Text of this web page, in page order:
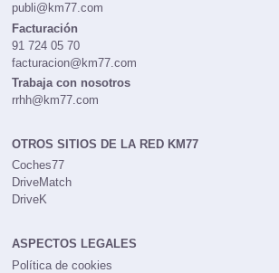
publi@km77.com
Facturación
91 724 05 70
facturacion@km77.com
Trabaja con nosotros
rrhh@km77.com
OTROS SITIOS DE LA RED KM77
Coches77
DriveMatch
DriveK
ASPECTOS LEGALES
Política de cookies